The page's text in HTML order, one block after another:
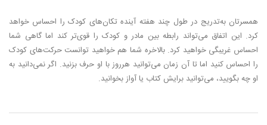
همسرتان به­‌تدریج در طول چند هفته آینده تکان­‌های کودک را احساس خواهد
کرد. این اتفاق می­‌تواند رابطه بین مادر و کودک را قوی­‌تر کند اما گاهی شما
احساس غریبگی خواهید کرد. بالاخره شما هم خواهید توانست حرکت­‌های کودک
را احساس کنید اما تا آن زمان می­‌توانید هرروز با او حرف بزنید. اگر نمی­‌دانید به
او چه بگویید، می‌­توانید برایش کتاب یا آواز بخوانید.